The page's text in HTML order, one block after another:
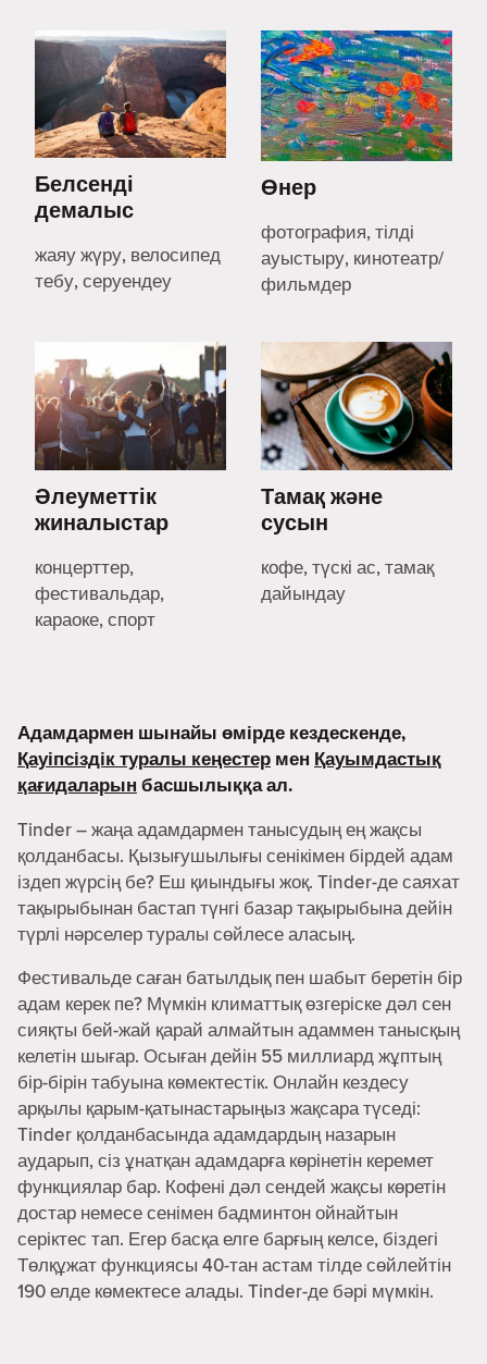
Белсенді
демалыс
жаяу жүру, велосипед
тебу, серуендеу
Өнер
фотография, тілді
ауыстыру, кинотеатр/
фильмдер
Әлеуметтік
жиналыстар
концерттер,
фестивальдар,
караоке, спорт
Тамақ және
сусын
кофе, түскі ас, тамақ
дайындау
Адамдармен шынайы өмірде кездескенде,
Қауіпсіздік туралы кеңестер мен Қауымдастық
қағидаларын басшылыққа ал.
Tinder – жаңа адамдармен танысудың ең жақсы
қолданбасы. Қызығушылығы сенікімен бірдей адам
іздеп жүрсің бе? Еш қиындығы жоқ. Tinder-де саяхат
тақырыбынан бастап түнгі базар тақырыбына дейін
түрлі нәрселер туралы сөйлесе аласың.
Фестивальде саған батылдық пен шабыт беретін бір
адам керек пе? Мүмкін климаттық өзгеріске дәл сен
сияқты бей-жай қарай алмайтын адаммен танысқың
келетін шығар. Осыған дейін 55 миллиард жұптың
бір-бірін табуына көмектестік. Онлайн кездесу
арқылы қарым-қатынастарыңыз жақсара түседі:
Tinder қолданбасында адамдардың назарын
аударып, сіз ұнатқан адамдарға көрінетін керемет
функциялар бар. Кофені дәл сендей жақсы көретін
достар немесе сенімен бадминтон ойнайтын
серіктес тап. Егер басқа елге барғың келсе, біздегі
Төлқұжат функциясы 40-тан астам тілде сөйлейтін
190 елде көмектесе алады. Tinder-де бәрі мүмкін.